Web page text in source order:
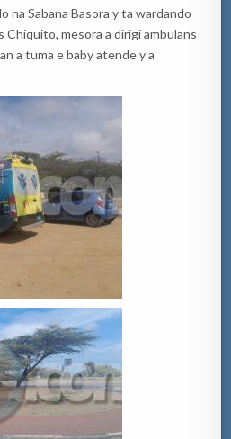
na Sabana Basora y ta wardando
Chiquito, mesora a dirigi ambulans
a tuma e baby atende y a